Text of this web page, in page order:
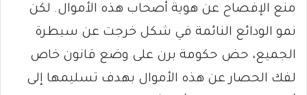
منع الإفصاح عن هوية أصحاب هذه الأموال. لكن
نمو الودائع النائمة في شكل خرجت عن سيطرة
الجميع، حض حكومة برن على وضع قانون خاص
لفك الحصار عن هذه الأموال بهدف تسليمها إلى